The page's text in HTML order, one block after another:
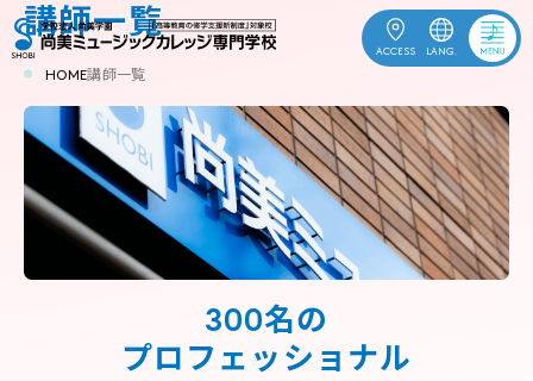
ACCESS LANG.
受験生応援 OPEN
CAMPUS
資料請求
ENGLISH 中文 한국어
講師一覧
HOME講師一覧
300名の
プロフェッショナル